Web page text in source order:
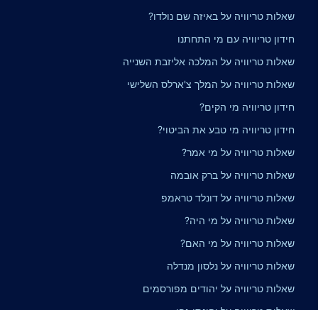
שאלות טריוויה על באיזה שם נולדו?
חידון טריוויה עם מי התחתנו
שאלות טריוויה על המלכה אליזבת השנייה
שאלות טריוויה על המלך צ'ארלס השלישי
חידון טריוויה מי הקים?
חידון טריוויה מי טבע את הביטוי?
שאלות טריוויה על מי אמר?
שאלות טריוויה על ברק אובמה
שאלות טריוויה על דונלד טראמפ
שאלות טריוויה על מי היה?
שאלות טריוויה על מי האם?
שאלות טריוויה על נלסון מנדלה
שאלות טריוויה על יהודים מפורסמים